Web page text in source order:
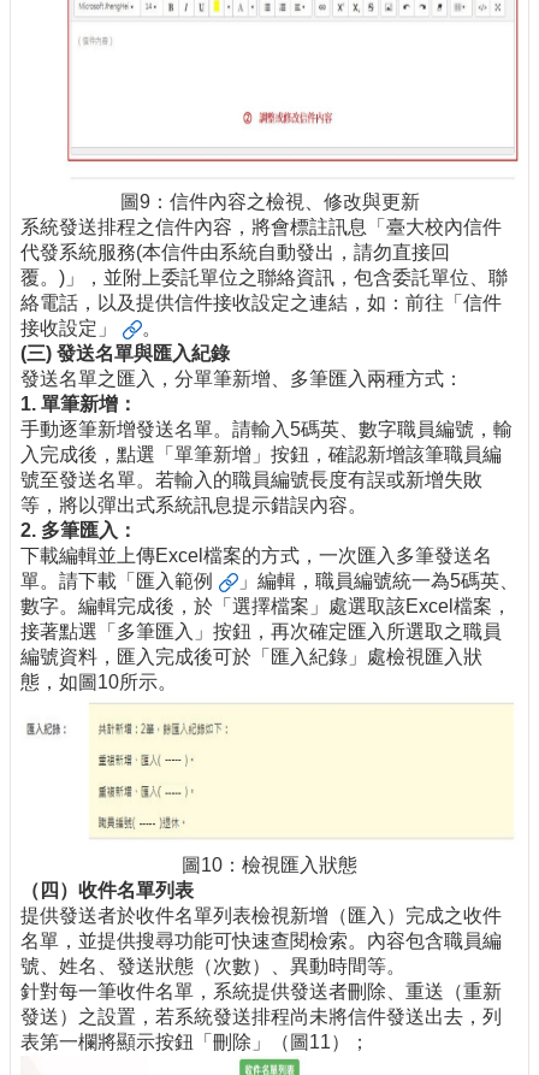
圖9：信件內容之檢視、修改與更新
系統發送排程之信件內容，將會標註訊息「臺大校內信件
代發系統服務(本信件由系統自動發出，請勿直接回
覆。)」，並附上委託單位之聯絡資訊，包含委託單位、聯
絡電話，以及提供信件接收設定之連結，如： 前往「信件
接收設定」
。
(三) 發送名單與匯入紀錄
發送名單之匯入，分單筆新增、多筆匯入兩種方式：
1. 單筆新增：
手動逐筆新增發送名單。請輸入5碼英、數字職員編號，輸
入完成後，點選「單筆新增」按鈕，確認新增該筆職員編
號至發送名單。若輸入的職員編號長度有誤或新增失敗
等，將以彈出式系統訊息提示錯誤內容。
2. 多筆匯入：
下載編輯並上傳Excel檔案的方式，一次匯入多筆發送名
單。請下載「 匯入範例
」編輯，職員編號統一為5碼英、
數字。編輯完成後，於「選擇檔案」處選取該Excel檔案，
接著點選「多筆匯入」按鈕，再次確定匯入所選取之職員
編號資料，匯入完成後可於「匯入紀錄」處檢視匯入狀
態，如圖10所示。
圖10：檢視匯入狀態
（四）收件名單列表
提供發送者於收件名單列表檢視新增（匯入）完成之收件
名單，並提供搜尋功能可快速查閱檢索。內容包含職員編
號、姓名、發送狀態（次數）、異動時間等。
針對每一筆收件名單，系統提供發送者刪除、重送（重新
發送）之設置，若系統發送排程尚未將信件發送出去，列
表第一欄將顯示按鈕「刪除」（圖11）；